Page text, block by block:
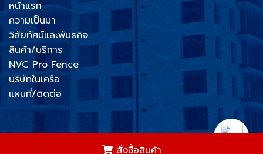
สั่งซื้อสินค้า
หน้าแรก
ความเป็นมา
วิสัยทัศน์และพันธกิจ
สินค้า/บริการ
NVC Pro Fence
บริษัทในเครือ
แผนที่/ติดต่อ